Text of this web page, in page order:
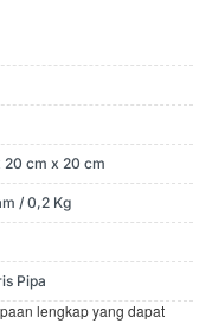
20 cm x 20 cm
/ 0,2 Kg
Pipa
lengkap yang dapat